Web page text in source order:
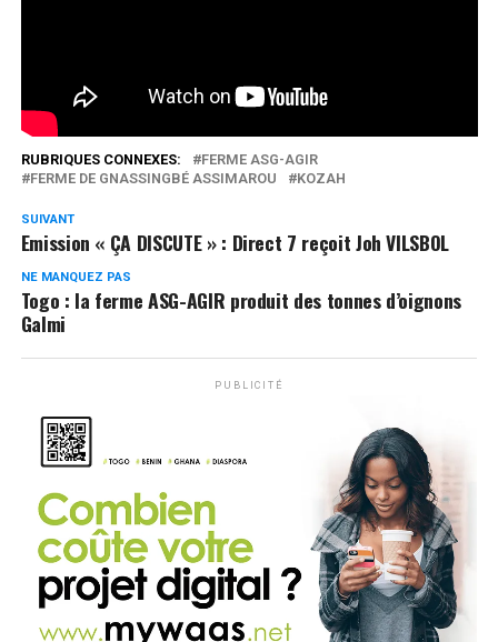
RUBRIQUES CONNEXES:
FERME ASG-AGIR
FERME DE GNASSINGBÉ ASSIMAROU
KOZAH
SUIVANT
Emission « ÇA DISCUTE » : Direct 7 reçoit Joh VILSBOL
NE MANQUEZ PAS
Togo : la ferme ASG-AGIR produit des tonnes d’oignons
Galmi
PUBLICITÉ